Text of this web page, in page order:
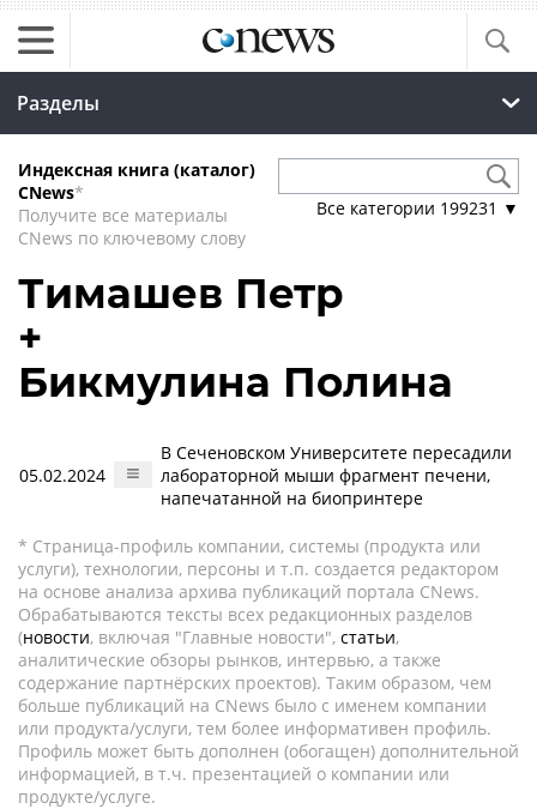
Разделы
Индексная книга (каталог)
CNews*
Получите все материалы
CNews по ключевому слову
Все категории 199231 ▼
Тимашев Петр
+
Бикмулина Полина
05.02.2024
В Сеченовском Университете пересадили
лабораторной мыши фрагмент печени,
напечатанной на биопринтере
* Страница-профиль компании, системы (продукта или
услуги), технологии, персоны и т.п. создается редактором
на основе анализа архива публикаций портала CNews.
Обрабатываются тексты всех редакционных разделов
(новости, включая "Главные новости", статьи,
аналитические обзоры рынков, интервью, а также
содержание партнёрских проектов). Таким образом, чем
больше публикаций на CNews было с именем компании
или продукта/услуги, тем более информативен профиль.
Профиль может быть дополнен (обогащен) дополнительной
информацией, в т.ч. презентацией о компании или
продукте/услуге.